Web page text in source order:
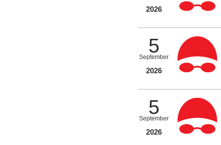
2026
5
September
2026
5
September
2026